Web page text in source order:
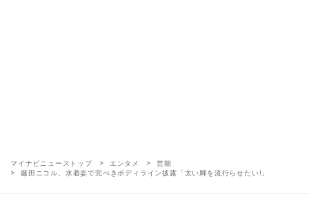
マイナビニューストップ エンタメ
芸能
藤田ニコル、水着姿で完ぺきボディライン披露「太い脚を流行らせたい!」